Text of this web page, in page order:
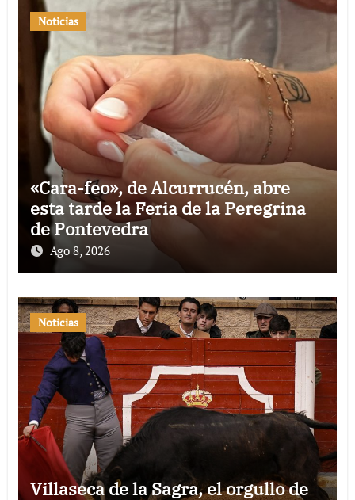
Noticias
«Cara-feo», de Alcurrucén, abre
esta tarde la Feria de la Peregrina
de Pontevedra
Ago 8, 2026
Noticias
Villaseca de la Sagra, el orgullo de